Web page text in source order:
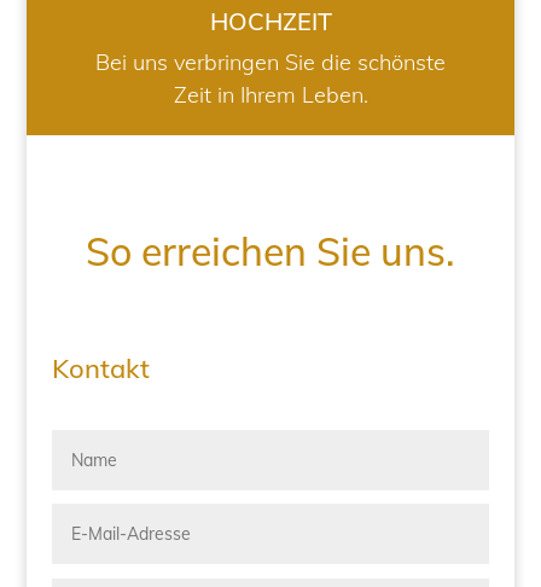
HOCHZEIT
Bei uns verbringen Sie die schönste
Zeit in Ihrem Leben.
So erreichen Sie uns.
Kontakt